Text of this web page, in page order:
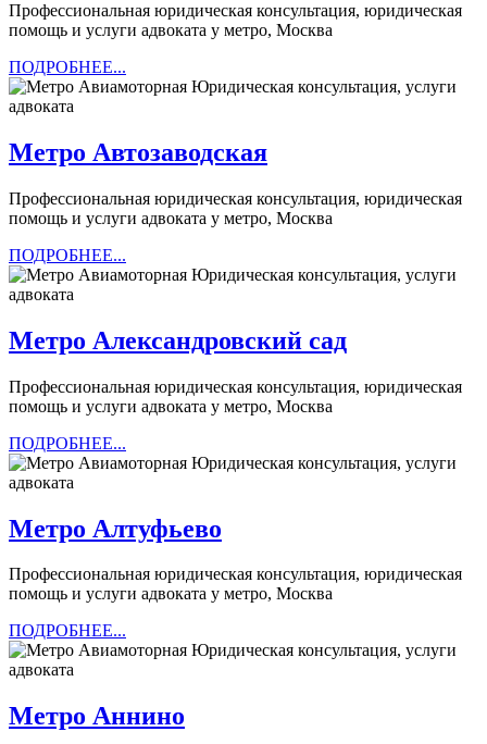
Профессиональная юридическая консультация, юридическая
помощь и услуги адвоката у метро, Москва
ПОДРОБНЕЕ...
Метро АвтозаводскаяМетро
Профессиональная юридическая консультация, юридическая
помощь и услуги адвоката у метро, Москва
ПОДРОБНЕЕ...
Метро Александровский садМетро
сад
Профессиональная юридическая консультация, юридическая
помощь и услуги адвоката у метро, Москва
ПОДРОБНЕЕ...
Метро Алтуфьево
Профессиональная юридическая консультация, юридическая
помощь и услуги адвоката у метро, Москва
ПОДРОБНЕЕ...
Метро Аннино